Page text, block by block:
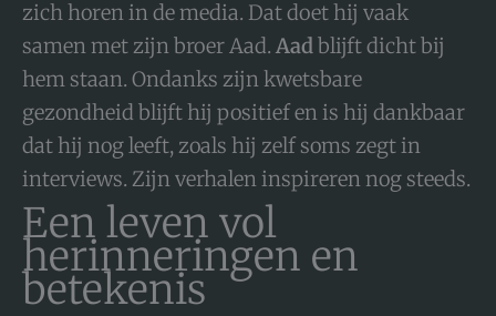
zich horen in de media. Dat doet hij vaak
samen met zijn broer Aad. Aadblijft dicht bij
hem staan. Ondanks zijn kwetsbare
gezondheid blijft hij positief en is hij dankbaar
dat hij nog leeft, zoals hij zelf soms zegt in
interviews. Zijn verhalen inspireren nog steeds.
Een leven vol
herinneringen en
betekenis